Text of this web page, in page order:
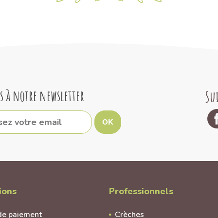
à notre newsletter
OK
paiement
Professionnels
Crèches